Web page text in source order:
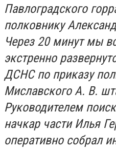
Павлоградского
полковнику
Через 20 минут мы
экстренно
ДСНС по приказу
Миславского А. В.
Руководителем
начкар части Илья
оперативно собрал